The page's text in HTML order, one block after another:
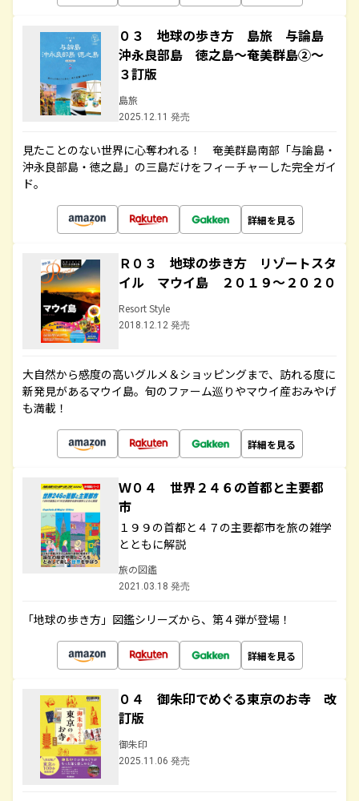
０３ 地球の歩き方 島旅 与論島
沖永良部島 徳之島～奄美群島②～
３訂版
島旅
2025.12.11 発売
見たことのない世界に心奪われる！ 奄美群島南部「与論島・
沖永良部島・徳之島」の三島だけをフィーチャーした完全ガイ
ド。
詳細を見る
Ｒ０３ 地球の歩き方 リゾートスタ
イル マウイ島 ２０１９～２０２０
Resort Style
2018.12.12 発売
大自然から感度の高いグルメ＆ショッピングまで、訪れる度に
新発見があるマウイ島。旬のファーム巡りやマウイ産おみやげ
も満載！
詳細を見る
Ｗ０４ 世界２４６の首都と主要都
市
１９９の首都と４７の主要都市を旅の雑学
とともに解説
旅の図鑑
2021.03.18 発売
「地球の歩き方」図鑑シリーズから、第４弾が登場！
詳細を見る
０４ 御朱印でめぐる東京のお寺 改
訂版
御朱印
2025.11.06 発売